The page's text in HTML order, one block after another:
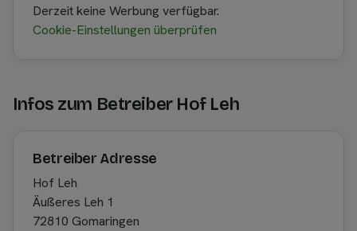
Derzeit keine Werbung verfügbar.
Cookie-Einstellungen überprüfen
Infos zum Betreiber Hof Leh
Betreiber Adresse
Hof Leh
Äußeres Leh 1
72810 Gomaringen